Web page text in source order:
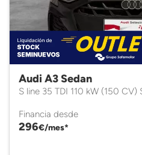
Audi A3 Sedan
S line 35 TDI 110 kW (150 CV)
Financia desde
296€/mes*